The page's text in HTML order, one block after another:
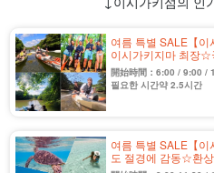
여름 특별 SALE【
이시가키지마 최장☆
맹그로브 카누 투어★
開始時間：6:00 / 9:00 /
필요한 시간약 2.5시간
여름 특별 SALE【
도 절경에 감동☆환